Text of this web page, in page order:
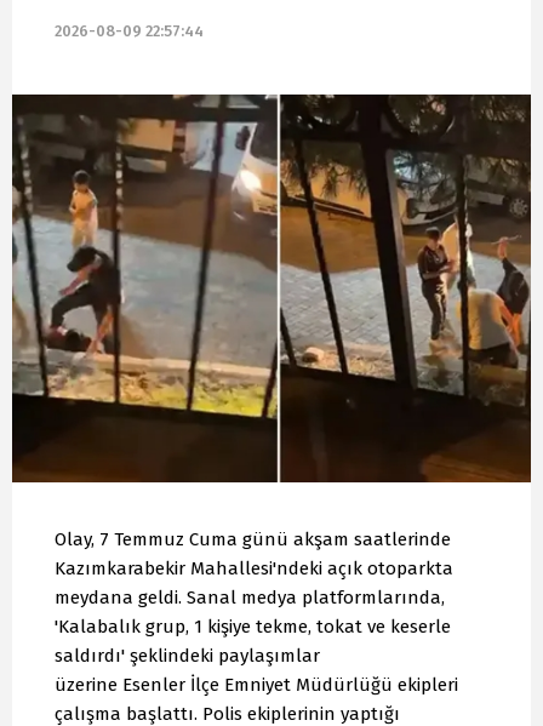
2026-08-09 22:57:44
Olay, 7 Temmuz Cuma günü akşam saatlerinde
Kazımkarabekir Mahallesi'ndeki açık otoparkta
meydana geldi. Sanal medya platformlarında,
'Kalabalık grup, 1 kişiye tekme, tokat ve keserle
saldırdı' şeklindeki paylaşımlar
üzerine Esenler İlçe Emniyet Müdürlüğü ekipleri
çalışma başlattı. Polis ekiplerinin yaptığı